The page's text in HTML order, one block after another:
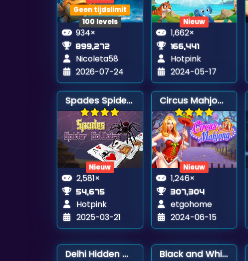
Geen tijdslimit
100 levels
934×
899,272
Nicoleta58
2026-07-24
Nieuw
1,662×
166,441
Hotpink
2024-05-17
Spades Spider Solitaire
Nieuw
2,581×
54,675
Hotpink
2025-03-21
Circus Mahjong
Nieuw
1,246×
307,304
etgohome
2024-06-15
Delhi Hidden Objects Black and White Mahjong Connect